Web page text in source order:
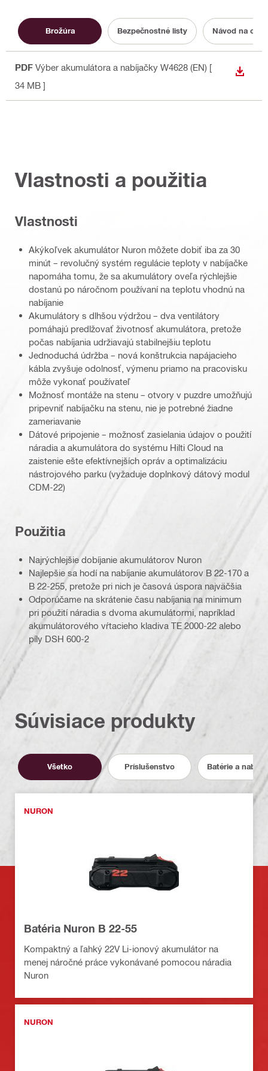
Brožúra Bezpečnostné listy Návod na
PDF Výber akumulátora a nabíjačky W4628 (EN) [
34 MB ]
Vlastnosti a použitia
Vlastnosti
Akýkoľvek akumulátor Nuron môžete dobiť iba za 30
minút – revolučný systém regulácie teploty v nabíjačke
napomáha tomu, že sa akumulátory oveľa rýchlejšie
dostanú po náročnom používaní na teplotu vhodnú na
nabíjanie
Akumulátory s dlhšou výdržou – dva ventilátory
pomáhajú predlžovať životnosť akumulátora, pretože
počas nabíjania udržiavajú stabilnejšiu teplotu
Jednoduchá údržba – nová konštrukcia napájacieho
kábla zvyšuje odolnosť, výmenu priamo na pracovisku
môže vykonať používateľ
Možnosť montáže na stenu – otvory v puzdre umožňujú
pripevniť nabíjačku na stenu, nie je potrebné žiadne
zameriavanie
Dátové pripojenie – možnosť zasielania údajov o použití
náradia a akumulátora do systému Hilti Cloud na
zaistenie ešte efektívnejších opráv a optimalizáciu
nástrojového parku (vyžaduje doplnkový dátový modul
CDM-22)
Použitia
Najrýchlejšie dobíjanie akumulátorov Nuron
Najlepšie sa hodí na nabíjanie akumulátorov B 22-170 a
B 22-255, pretože pri nich je časová úspora najväčšia
Odporúčame na skrátenie času nabíjania na minimum
pri použití náradia s dvoma akumulátormi, napríklad
akumulátorového vŕtacieho kladiva TE 2000-22 alebo
píly DSH 600-2
Súvisiace produkty
Všetko Príslušenstvo Batérie a
NURON
Batéria Nuron B 22-55
Kompaktný a ľahký 22V Li-ionový akumulátor na
menej náročné práce vykonávané pomocou náradia
Nuron
NURON